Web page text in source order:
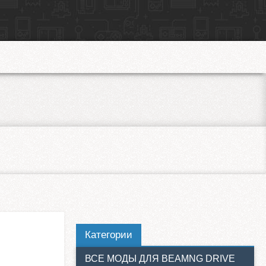
Категории
ВСЕ МОДЫ ДЛЯ BEAMNG DRIVE